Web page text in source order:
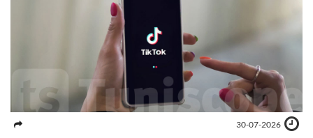
30-07-2026